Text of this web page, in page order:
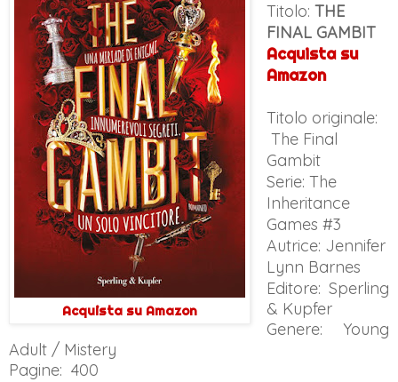
Acquista su Amazon
Titolo: THE
FINAL GAMBIT
Acquista su
Amazon
Titolo originale:
The Final
Gambit
Serie: The
Inheritance
Games #3
Autrice: Jennifer
Lynn Barnes
Editore: Sperling
& Kupfer
Genere: Young
Adult / Mistery
Pagine: 400